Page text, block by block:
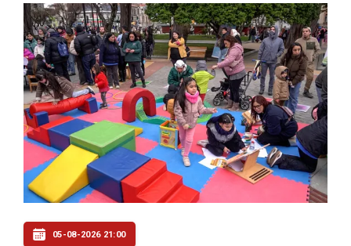
05-08-2026 21:00